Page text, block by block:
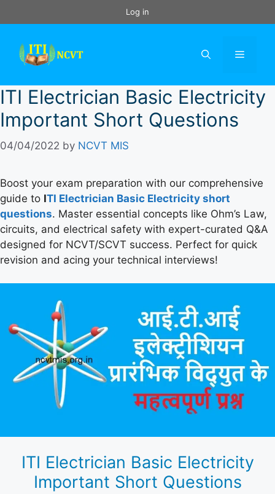
to
Log in
Menu
ITI Electrician Basic Electricity
Important Short Questions
04/04/2022 by NCVT MIS
Boost your exam preparation with our comprehensive
guide to ITI Electrician Basic Electricity short
questions. Master essential concepts like Ohm’s Law,
circuits, and electrical safety with expert-curated Q&A
designed for NCVT/SCVT success. Perfect for quick
revision and acing your technical interviews!
ITI Electrician Basic Electricity
Important Short Questions